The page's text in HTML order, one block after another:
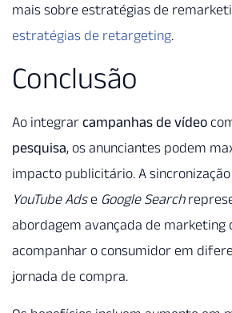
mais sobre estratégias de
estratégias de retargeting.
Conclusão
Ao integrar campanhas de vídeo
pesquisa, os anunciantes podem
impacto publicitário. A
YouTube Adse Google Search
abordagem avançada de
acompanhar o consumidor em
jornada de compra.